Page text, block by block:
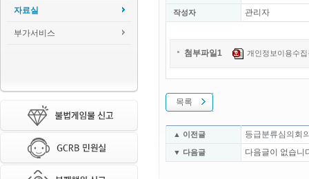
자료실
부가서비스
작성자 관리자
첨부파일1 개인정보이용수
목록
▲ 이전글 등급분류심의회
▼ 다음글 다음글이 없습니